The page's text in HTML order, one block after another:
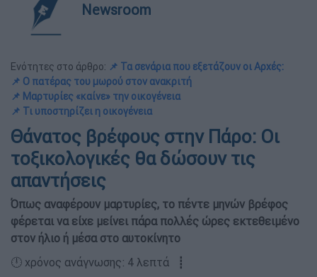
Newsroom
Ενότητες στο άρθρο: 📌 Τα σενάρια που εξετάζουν οι Αρχές:
📌 Ο πατέρας του μωρού στον ανακριτή
📌 Μαρτυρίες «καίνε» την οικογένεια
📌 Τι υποστηρίζει η οικογένεια
Θάνατος βρέφους στην Πάρο: Οι
τοξικολογικές θα δώσουν τις
απαντήσεις
Όπως αναφέρουν μαρτυρίες, το πέντε μηνών βρέφος
φέρεται να είχε μείνει πάρα πολλές ώρες εκτεθειμένο
στον ήλιο ή μέσα στο αυτοκίνητο
🕛 χρόνος ανάγνωσης: 4 λεπτά ┋